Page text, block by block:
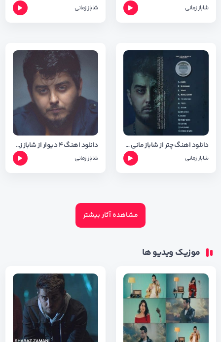
شاباز زمانی شاباز زمانی
دانلود اهنگ چتر از شاباز مانی + متن و شعر
شاباز زمانی
دانلود اهنگ ۴ دیوار از شاباز زمانی + متن و شعر
شاباز زمانی
مشاهده آثار بیشتر
موزیک ویدیو ها